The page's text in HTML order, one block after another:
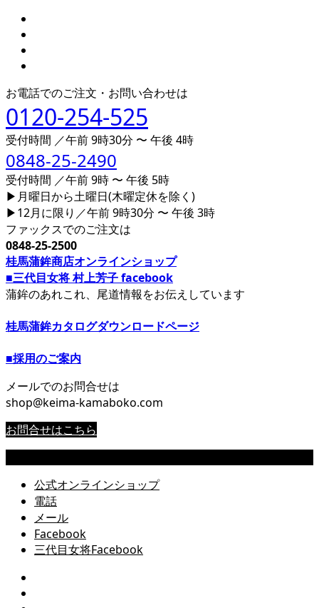
お電話でのご注文・お問い合わせは
0120-254-525
受付時間 ／午前 9時30分 〜 午後 4時
0848-25-2490
受付時間 ／午前 9時 〜 午後 5時
▶月曜日から土曜日(木曜定休を除く)
▶12月に限り／午前 9時30分 〜 午後 3時
ファックスでのご注文は
0848-25-2500
桂馬蒲鉾商店オンラインショップ
■三代目女将 村上芳子 facebook
蒲鉾のあれこれ、尾道情報をお伝えしています
桂馬蒲鉾カタログダウンロードページ
■採用のご案内
メールでのお問合せは
shop@keima-kamaboko.com
お問合せはこちら
公式オンラインショップ
電話
メール
Facebook
三代目女将Facebook